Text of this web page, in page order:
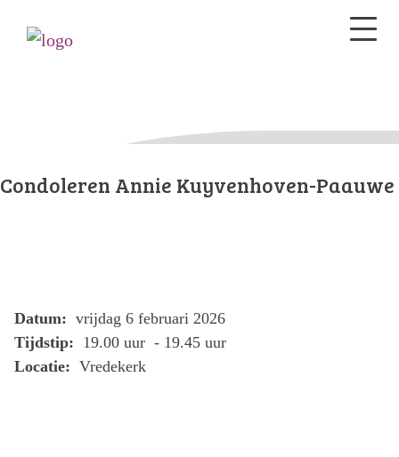
Condoleren Annie Kuyvenhoven-Paauwe
Datum: vrijdag 6 februari 2026
Tijdstip: 19.00 uur - 19.45 uur
Locatie: Vredekerk